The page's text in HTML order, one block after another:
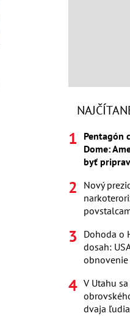
Pentagón
Dome:
byť
Nový
Dohoda o
dosah:
V Utahu
dvaja ľudia